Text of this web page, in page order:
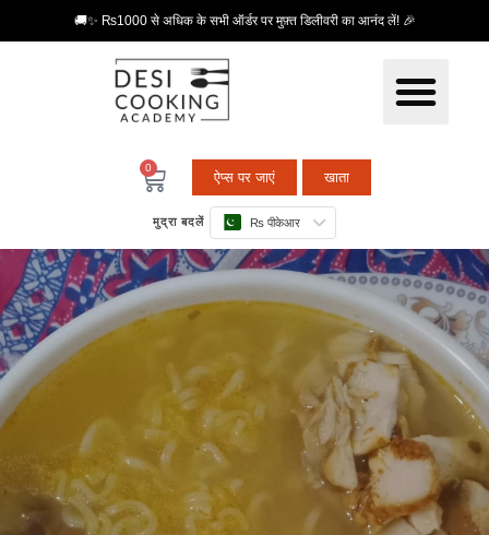
🚚✨ ₨1000 से अधिक के सभी ऑर्डर पर मुफ़्त डिलीवरी का आनंद लें! 🎉
0
ऐप्स पर जाएं खाता
मुद्रा बदलें ₨ पीकेआर